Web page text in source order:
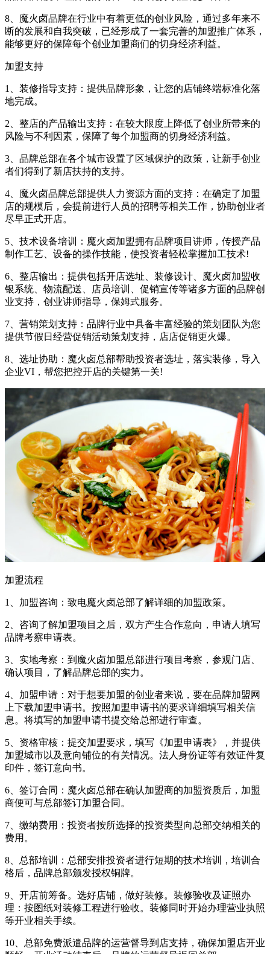
8、魔火卤品牌在行业中有着更低的创业风险，通过多年来不
断的发展和自我突破，已经形成了一套完善的加盟推广体系，
能够更好的保障每个创业加盟商们的切身经济利益。
加盟支持
1、装修指导支持：提供品牌形象，让您的店铺终端标准化落
地完成。
2、整店的产品输出支持：在较大限度上降低了创业所带来的
风险与不利因素，保障了每个加盟商的切身经济利益。
3、品牌总部在各个城市设置了区域保护的政策，让新手创业
者们得到了新店扶持的支持。
4、魔火卤品牌总部提供人力资源方面的支持：在确定了加盟
店的规模后，会提前进行人员的招聘等相关工作，协助创业者
尽早正式开店。
5、技术设备培训：魔火卤加盟拥有品牌项目讲师，传授产品
制作工艺、设备的操作技能，使投资者轻松掌握加工技术!
6、整店输出：提供包括开店选址、装修设计、魔火卤加盟收
银系统、物流配送、店员培训、促销宣传等诸多方面的品牌创
业支持，创业讲师指导，保姆式服务。
7、营销策划支持：品牌行业中具备丰富经验的策划团队为您
提供节假日经营促销活动策划支持，店店促销更火爆。
8、选址协助：魔火卤总部帮助投资者选址，落实装修，导入
企业VI，帮您把控开店的关键第一关!
加盟流程
1、加盟咨询：致电魔火卤总部了解详细的加盟政策。
2、咨询了解加盟项目之后，双方产生合作意向，申请人填写
品牌考察申请表。
3、实地考察：到魔火卤加盟总部进行项目考察，参观门店、
确认项目，了解品牌总部的实力。
4、加盟申请：对于想要加盟的创业者来说，要在品牌加盟网
上下载加盟申请书。按照加盟申请书的要求详细填写相关信
息。将填写的加盟申请书提交给总部进行审查。
5、资格审核：提交加盟要求，填写《加盟申请表》，并提供
加盟城市以及意向铺位的有关情况。法人身份证等有效证件复
印件，签订意向书。
6、签订合同：魔火卤总部在确认加盟商的加盟资质后，加盟
商便可与总部签订加盟合同。
7、缴纳费用：投资者按所选择的投资类型向总部交纳相关的
费用。
8、总部培训：总部安排投资者进行短期的技术培训，培训合
格后，品牌总部颁发授权铜牌。
9、开店前筹备。选好店铺，做好装修。装修验收及证照办
理：按图纸对装修工程进行验收。装修同时开始办理营业执照
等开业相关手续。
10、总部免费派遣品牌的运营督导到店支持，确保加盟店开业